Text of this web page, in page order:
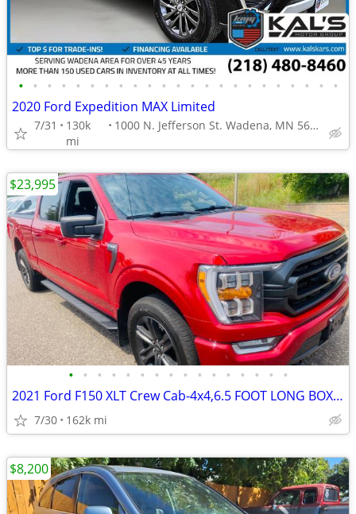
• • • • • • • • • • • • • • • • • • • • • • •
2020 Ford Expedition MAX Limited
7/31
130k
mi
1000 N. Jefferson St. Wadena, MN 56482
• • • • • • • • • • • • • • • •
2021 Ford F150 XLT Crew Cab-4x4,6.5 FOOT LONG BOX, 3.5 Ecoboost,Nice
7/30 162k mi
$23,995
$8,200